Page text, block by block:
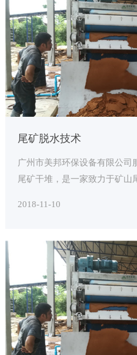
尾矿脱水技术
广州市美邦环保设备有限公司
尾矿干堆，是一家致力于矿山
2018-11-10